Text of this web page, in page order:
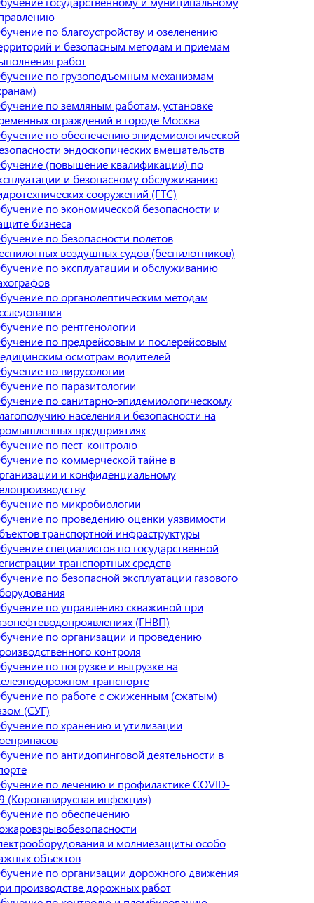
по благоустройству и озеленению
и безопасным методам и приемам
работ
по грузоподъемным механизмам
по земляным работам, установке
ограждений в городе Москва
по обеспечению эпидемиологической
эндоскопических вмешательств
(повышение квалификации) по
и безопасному обслуживанию
сооружений (ГТС)
по экономической безопасности и
бизнеса
по безопасности полетов
воздушных судов (беспилотников)
по эксплуатации и обслуживанию
по органолептическим методам
по рентгенологии
по предрейсовым и послерейсовым
осмотрам водителей
по вирусологии
по паразитологии
по санитарно-эпидемиологическому
населения и безопасности на
предприятиях
по пест-контролю
по коммерческой тайне в
и конфиденциальному
по микробиологии
по проведению оценки уязвимости
транспортной инфраструктуры
специалистов по государственной
транспортных средств
по безопасной эксплуатации газового
по управлению скважиной при
(ГНВП)
по организации и проведению
контроля
по погрузке и выгрузке на
транспорте
по работе с сжиженным (сжатым)
(СУГ)
по хранению и утилизации
по антидопинговой деятельности в
по лечению и профилактике COVID-
(Коронавирусная инфекция)
по обеспечению
и молниезащиты особо
объектов
по организации дорожного движения
производстве дорожных работ